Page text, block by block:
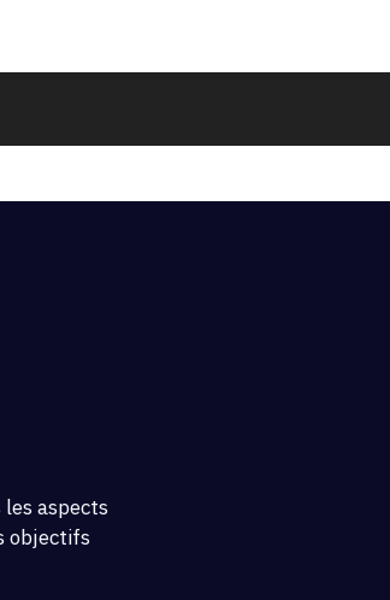
aspects
objectifs